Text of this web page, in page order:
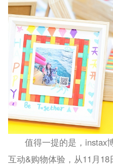
值得一提的是，instax
互动&购物体验，从11月